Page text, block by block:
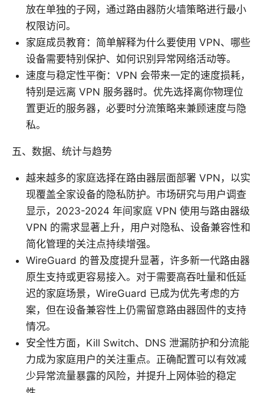
放在单独的子网，通过路由器防火墙策略进行最小
权限访问。
家庭成员教育：简单解释为什么要使用 VPN、哪些
设备需要特别保护、如何识别异常网络活动等。
速度与稳定性平衡：VPN 会带来一定的速度损耗，
特别是远离 VPN 服务器时。优先选择离你物理位
置更近的服务器，必要时分流策略来兼顾速度与隐
私。
五、数据、统计与趋势
越来越多的家庭选择在路由器层面部署 VPN，以实
现覆盖全家设备的隐私防护。市场研究与用户调查
显示，2023-2024 年间家庭 VPN 使用与路由器级
VPN 的需求显著上升，用户对隐私、设备兼容性和
简化管理的关注点持续增强。
WireGuard 的普及度提升显著，许多新一代路由器
原生支持或更容易接入。对于需要高吞吐量和低延
迟的家庭场景，WireGuard 已成为优先考虑的方
案，但在设备兼容性上仍需留意路由器固件的支持
情况。
安全性方面，Kill Switch、DNS 泄漏防护和分流能
力成为家庭用户的关注重点。正确配置可以有效减
少异常流量暴露的风险，并提升上网体验的稳定